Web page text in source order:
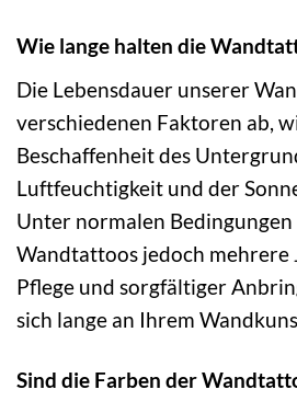
Wie lange halten die
Die Lebensdauer unserer
verschiedenen Faktoren ab,
Beschaffenheit des
Luftfeuchtigkeit und der
Unter normalen
Wandtattoos jedoch mehrere
Pflege und sorgfältiger
sich lange an Ihrem
Sind die Farben der